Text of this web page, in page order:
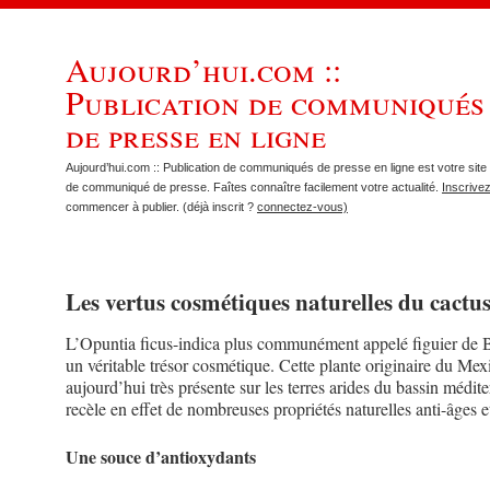
Aujourd’hui.com ::
Publication de communiqués
de presse en ligne
Aujourd’hui.com :: Publication de communiqués de presse en ligne est votre site
de communiqué de presse. Faîtes connaître facilement votre actualité.
commencer à publier. (déjà inscrit ? connectez-vous)
Les vertus cosmétiques naturelles du cactus
L’Opuntia ficus-indica plus communément appelé figuier de
un véritable trésor cosmétique. Cette plante originaire du
aujourd’hui très présente sur les terres arides du bassin
recèle en effet de nombreuses propriétés naturelles anti-âges
Une souce d’antioxydants